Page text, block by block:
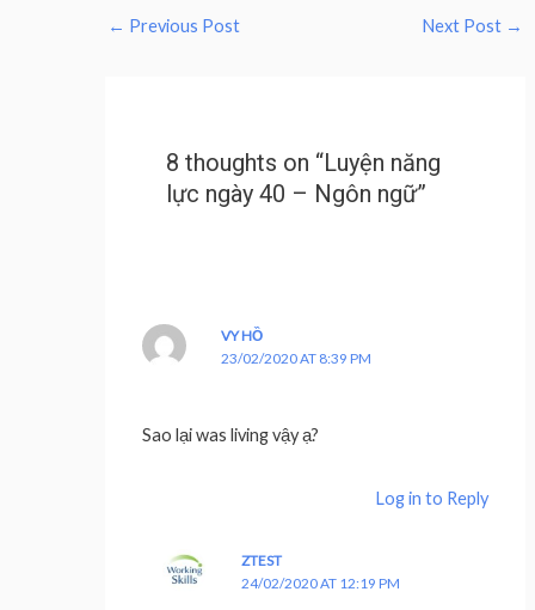
← Previous Post Next Post →
8 thoughts on “Luyện năng
lực ngày 40 – Ngôn ngữ”
VY HỒ
23/02/2020 AT 8:39 PM
Sao lại was living vậy ạ?
Log in to Reply
ZTEST
24/02/2020 AT 12:19 PM